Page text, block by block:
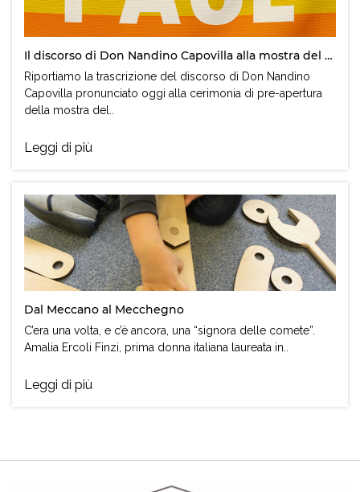
Il discorso di Don Nandino Capovilla alla mostra del cinema di Venezia
Riportiamo la trascrizione del discorso di Don Nandino
Capovilla pronunciato oggi alla cerimonia di pre-apertura
della mostra del..
Leggi di più
Dal Meccano al Mecchegno
C’era una volta, e c’è ancora, una “signora delle comete”.
Amalia Ercoli Finzi, prima donna italiana laureata in..
Leggi di più